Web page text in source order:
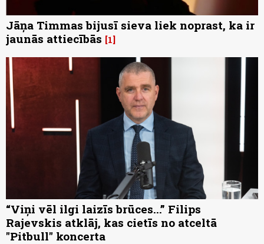
Jāņa Timmas bijusī sieva liek noprast, ka ir
jaunās attiecībās 1
“Viņi vēl ilgi laizīs brūces...” Filips
Rajevskis atklāj, kas cietīs no atceltā
"Pitbull" koncerta